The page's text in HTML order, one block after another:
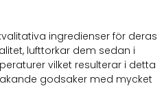
ingredienser för deras
lufttorkar dem sedan i
vilket resulterar i detta
godsaker med mycket